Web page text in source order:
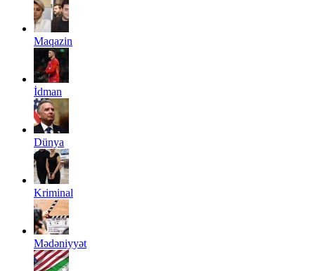
Maqazin
İdman
Dünya
Kriminal
Mədəniyyət